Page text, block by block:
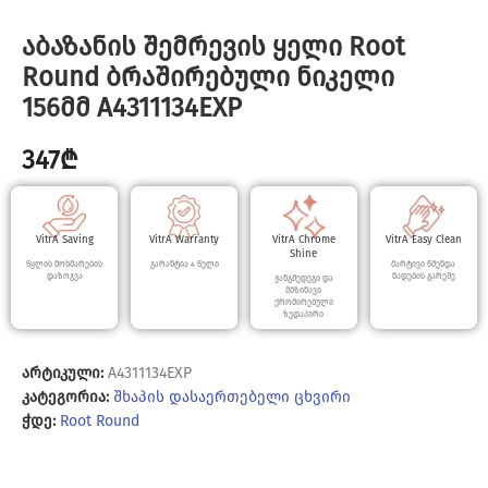
აბაზანის შემრევის ყელი Root
Round ბრაშირებული ნიკელი
156მმ A4311134EXP
347₾
VitrA Saving
წყლის მოხმარების
დაზოგვა
VitrA Warranty
გარანტია 4 წელი
VitrA Chrome
Shine
ჟანგმედეგი და
მბზინავი
ქრომირებული
ზედაპირი
VitrA Easy Clean
მარტივი წმენდა
ნადების გარეშე
არტიკული: A4311134EXP
კატეგორია: შხაპის დასაერთებელი ცხვირი
ჭდე: Root Round